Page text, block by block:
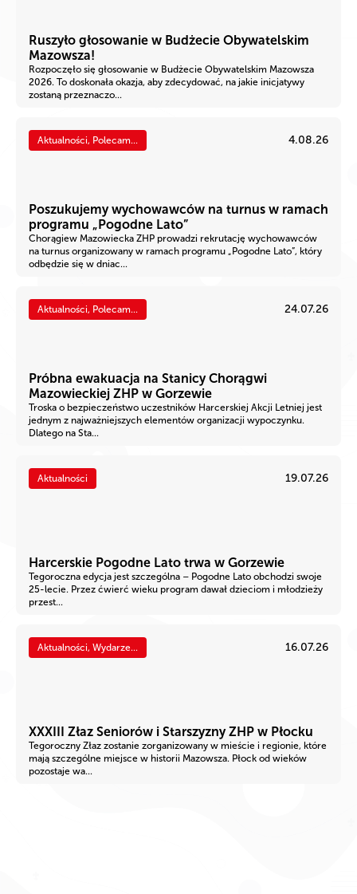
Ruszyło głosowanie w Budżecie Obywatelskim
Mazowsza!
Rozpoczęło się głosowanie w Budżecie Obywatelskim Mazowsza
2026. To doskonała okazja, aby zdecydować, na jakie inicjatywy
zostaną przeznaczo...
Aktualności, Polecam... 4.08.26
Poszukujemy wychowawców na turnus w ramach
programu „Pogodne Lato”
Chorągiew Mazowiecka ZHP prowadzi rekrutację wychowawców
na turnus organizowany w ramach programu „Pogodne Lato”, który
odbędzie się w dniac...
Aktualności, Polecam... 24.07.26
Próbna ewakuacja na Stanicy Chorągwi
Mazowieckiej ZHP w Gorzewie
Troska o bezpieczeństwo uczestników Harcerskiej Akcji Letniej jest
jednym z najważniejszych elementów organizacji wypoczynku.
Dlatego na Sta...
Aktualności 19.07.26
Harcerskie Pogodne Lato trwa w Gorzewie
Tegoroczna edycja jest szczególna – Pogodne Lato obchodzi swoje
25-lecie. Przez ćwierć wieku program dawał dzieciom i młodzieży
przest...
Aktualności, Wydarze... 16.07.26
XXXIII Złaz Seniorów i Starszyzny ZHP w Płocku
Tegoroczny Złaz zostanie zorganizowany w mieście i regionie, które
mają szczególne miejsce w historii Mazowsza. Płock od wieków
pozostaje wa...